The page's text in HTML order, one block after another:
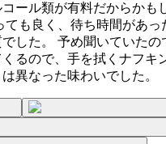
ール類が有料だからか
も良く、待ち時間があ
た。 予め聞いていた
るので、手を拭くナフ
異なった味わいでした。